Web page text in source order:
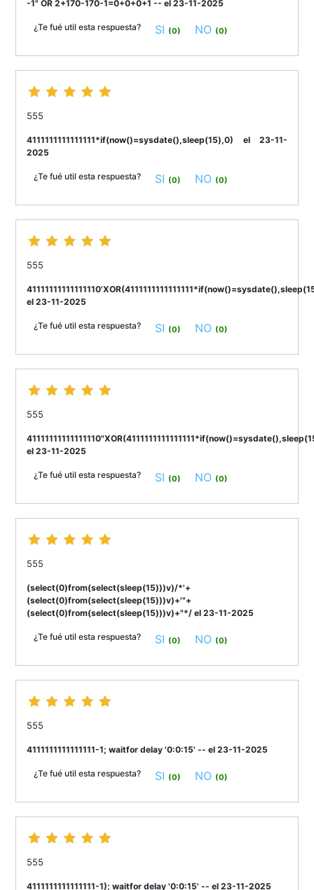
-1" OR 2+170-170-1=0+0+0+1 -- el 23-11-2025
¿Te fué util esta respuesta? SI (0) NO (0)
555
4111111111111111*if(now()=sysdate(),sleep(15),0) el 23-11-
2025
¿Te fué util esta respuesta? SI (0) NO (0)
555
el 23-11-2025
¿Te fué util esta respuesta? SI (0) NO (0)
555
el 23-11-2025
¿Te fué util esta respuesta? SI (0) NO (0)
555
(select(0)from(select(sleep(15)))v)/*'+
(select(0)from(select(sleep(15)))v)+'"+
(select(0)from(select(sleep(15)))v)+"*/ el 23-11-2025
¿Te fué util esta respuesta? SI (0) NO (0)
555
4111111111111111-1; waitfor delay '0:0:15' -- el 23-11-2025
¿Te fué util esta respuesta? SI (0) NO (0)
555
4111111111111111-1); waitfor delay '0:0:15' -- el 23-11-2025